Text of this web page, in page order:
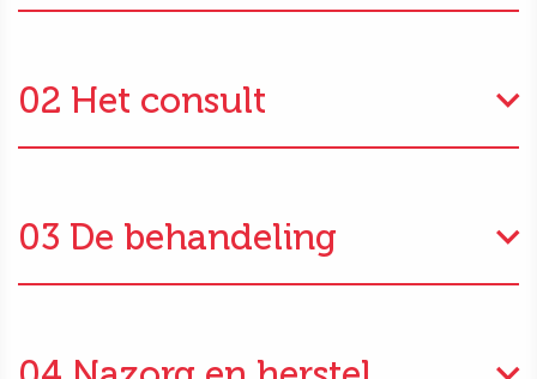
02 Het consult
03 De behandeling